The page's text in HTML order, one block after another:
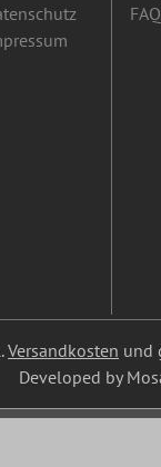
FAQ
Versandkosten und
Developed by